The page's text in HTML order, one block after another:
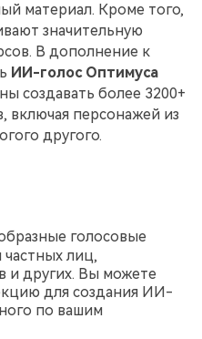
материал. Кроме того,
значительную
В дополнение к
ИИ-голос Оптимуса
создавать более 3200+
персонажей из
другого.
голосовые
лиц,
и других. Вы можете
для создания ИИ-
по вашим